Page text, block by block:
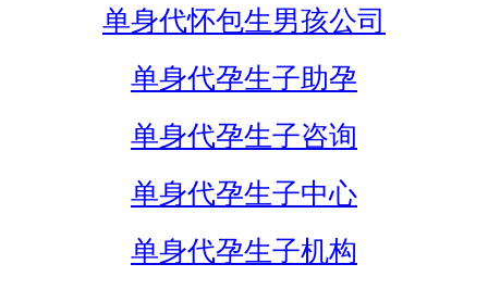
单身代怀包生男孩公司
单身代孕生子助孕
单身代孕生子咨询
单身代孕生子中心
单身代孕生子机构